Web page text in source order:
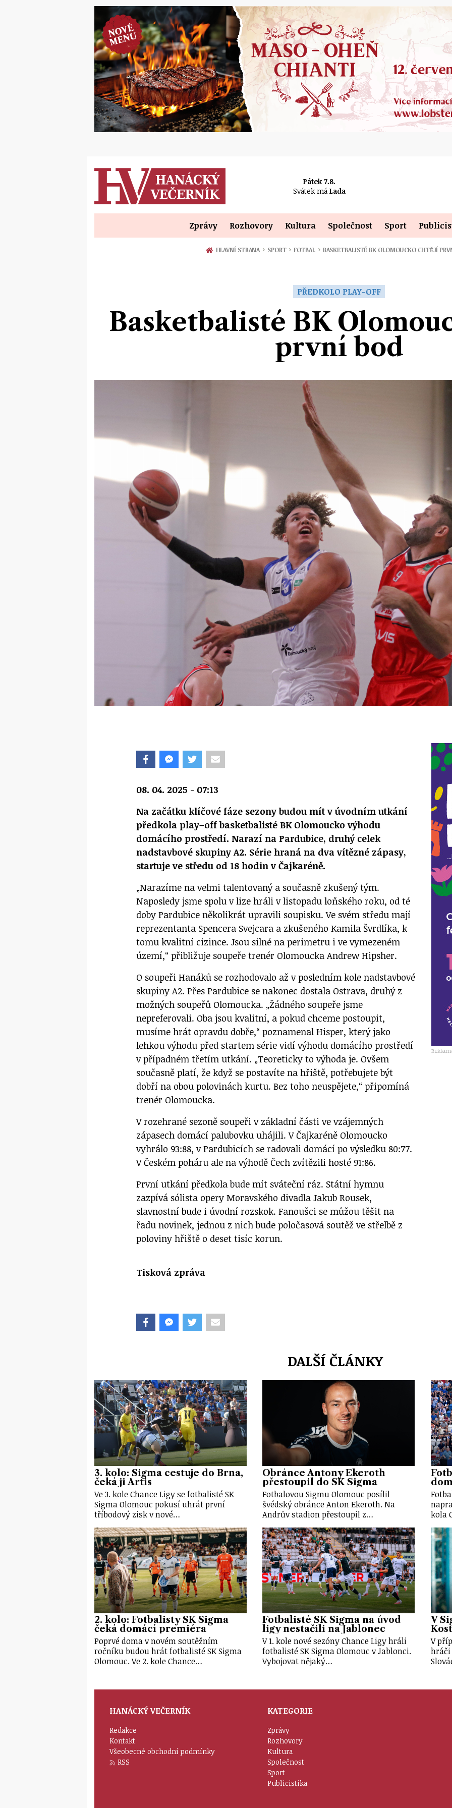
Pátek 7.8.
Svátek má Lada
Zprávy Rozhovory Kultura Společnost Sport
HLAVNÍ STRANA › SPORT › FOTBAL › BASKETBALISTÉ BK OLOMOUCKO CHTĚJÍ
PŘEDKOLO PLAY-OFF
Basketbalisté BK
první bod
08. 04. 2025 - 07:13
Na začátku klíčové fáze sezony budou mít v úvodním utkání
předkola play–off basketbalisté BK Olomoucko výhodu
domácího prostředí. Narazí na Pardubice, druhý celek
nadstavbové skupiny A2. Série hraná na dva vítězné zápasy,
startuje ve středu od 18 hodin v Čajkaréně.
„Narazíme na velmi talentovaný a současně zkušený tým.
Naposledy jsme spolu v lize hráli v listopadu loňského roku, od té
doby Pardubice několikrát upravili soupisku. Ve svém středu mají
reprezentanta Spencera Svejcara a zkušeného Kamila Švrdlíka, k
tomu kvalitní cizince. Jsou silné na perimetru i ve vymezeném
území,“ přibližuje soupeře trenér Olomoucka Andrew Hipsher.
O soupeři Hanáků se rozhodovalo až v posledním kole nadstavbové
skupiny A2. Přes Pardubice se nakonec dostala Ostrava, druhý z
možných soupeřů Olomoucka. „Žádného soupeře jsme
nepreferovali. Oba jsou kvalitní, a pokud chceme postoupit,
musíme hrát opravdu dobře,“ poznamenal Hisper, který jako
lehkou výhodu před startem série vidí výhodu domácího prostředí
v případném třetím utkání. „Teoreticky to výhoda je. Ovšem
současně platí, že když se postavíte na hřiště, potřebujete být
dobří na obou polovinách kurtu. Bez toho neuspějete,“ připomíná
trenér Olomoucka.
V rozehrané sezoně soupeři v základní části ve vzájemných
zápasech domácí palubovku uhájili. V Čajkaréně Olomoucko
vyhrálo 93:88, v Pardubicích se radovali domácí po výsledku 80:77.
V Českém poháru ale na výhodě Čech zvítězili hosté 91:86.
První utkání předkola bude mít sváteční ráz. Státní hymnu
zazpívá sólista opery Moravského divadla Jakub Rousek,
slavnostní bude i úvodní rozskok. Fanoušci se můžou těšit na
řadu novinek, jednou z nich bude poločasová soutěž ve střelbě z
poloviny hřiště o deset tisíc korun.
Tisková zpráva
DALŠÍ ČLÁNKY
3. kolo: Sigma cestuje do Brna,
čeká ji Artis
Ve 3. kole Chance Ligy se fotbalisté SK
Sigma Olomouc pokusí uhrát první
tříbodový zisk v nové…
Obránce Antony Ekeroth
přestoupil do SK Sigma
Fotbalovou Sigmu Olomouc posílil
švédský obránce Anton Ekeroth. Na
Andrův stadion přestoupil z…
kola
2. kolo: Fotbalisty SK Sigma
čeká domácí premiéra
Poprvé doma v novém soutěžním
ročníku budou hrát fotbalisté SK Sigma
Olomouc. Ve 2. kole Chance…
Fotbalisté SK Sigma na úvod
ligy nestačili na Jablonec
V 1. kole nové sezóny Chance Ligy hráli
fotbalisté SK Sigma Olomouc v Jablonci.
Vybojovat nějaký…
V
V
hráči
HANÁCKÝ VEČERNÍK
Redakce
Kontakt
Všeobecné obchodní podmínky
RSS
KATEGORIE
Zprávy
Rozhovory
Kultura
Společnost
Sport
Publicistika